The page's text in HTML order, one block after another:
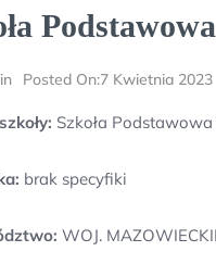
Posted On:7 Kwietnia 2023
Szkoła
brak specyfiki
WOJ.